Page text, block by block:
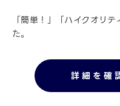
「簡単！」「ハイクオリ
た。
詳細を確